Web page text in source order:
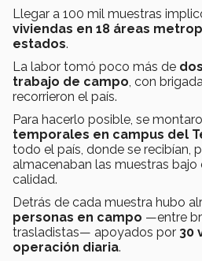
Llegar a 100 mil muestras
viviendas en 18 áreas
estados.
La labor tomó poco más de
trabajo de campo, con
recorrieron el país.
Para hacerlo posible, se
temporales en campus del
todo el país, donde se recibían,
almacenaban las muestras
calidad.
Detrás de cada muestra hubo
personas en campo —entre
trasladistas— apoyados por 30
operación diaria.